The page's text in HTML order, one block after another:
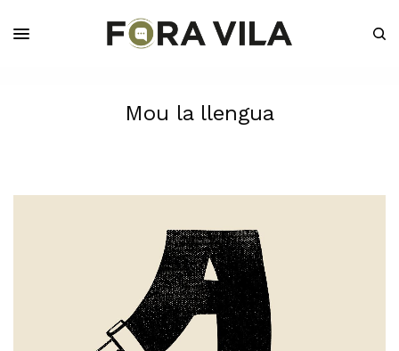
Mou la llengua